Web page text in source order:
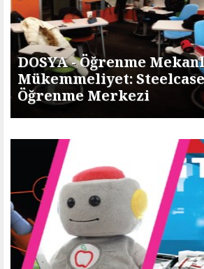
DOSYA - Öğrenme
Mükemmeliyet:
Öğrenme Merkezi